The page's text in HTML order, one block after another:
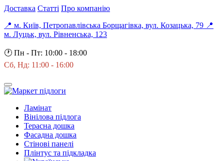
Доставка Статті Про компанію
📍 м. Київ, Петропавлівська Борщагівка, вул. Козацька, 79 📍
м. Луцьк, вул. Рівненська, 123
🕐 Пн - Пт: 10:00 - 18:00
Сб, Нд: 11:00 - 16:00
Ламінат
Вінілова підлога
Терасна дошка
Фасадна дошка
Стінові панелі
Плінтус та підкладка